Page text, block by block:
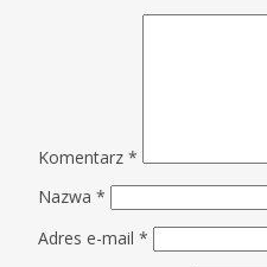
Komentarz*
Nazwa*
Adres e-mail*